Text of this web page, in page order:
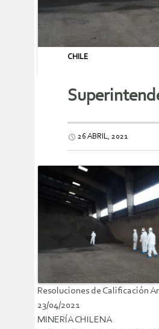
CHILE
26 ABRIL, 2021
Resoluciones de Calificación
23/04/2021
MINERÍA CHILENA